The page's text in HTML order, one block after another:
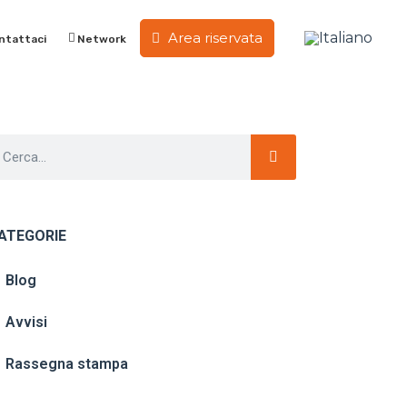
Network Area riservata
Blog
Avvisi
Rassegna stampa